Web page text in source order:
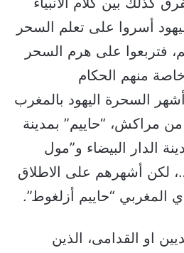
أسروا على تعلم السحر
فتربعوا على هرم السحر
منهم الحكام
السحرة اليهود بالمغرب
مراكش، “حاييم” بمدينة
الدار البيضاء و”مول
لكن أشهرهم على الاطلاق
المغربي “حاييم أزلغوط”.
او القدامى، الذين